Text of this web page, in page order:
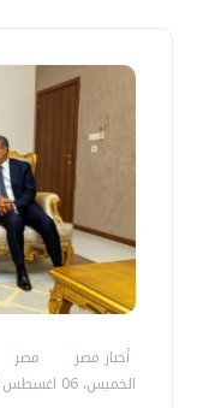
أخبار مصر
مصر
الخميس، 06 اغسطس 2026 04:00 م